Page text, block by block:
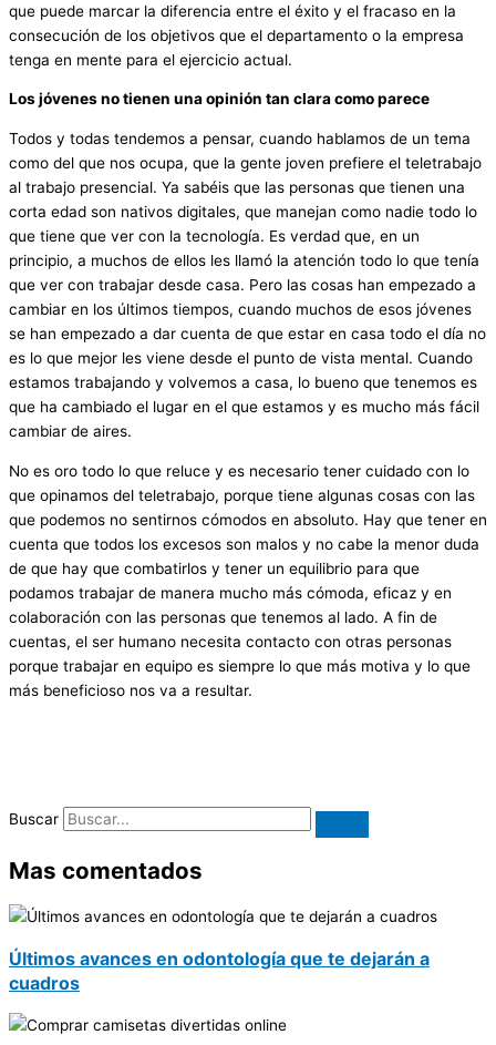
que puede marcar la diferencia entre el éxito y el fracaso en la
consecución de los objetivos que el departamento o la empresa
tenga en mente para el ejercicio actual.
Los jóvenes no tienen una opinión tan clara como parece
Todos y todas tendemos a pensar, cuando hablamos de un tema
como del que nos ocupa, que la gente joven prefiere el teletrabajo
al trabajo presencial. Ya sabéis que las personas que tienen una
corta edad son nativos digitales, que manejan como nadie todo lo
que tiene que ver con la tecnología. Es verdad que, en un
principio, a muchos de ellos les llamó la atención todo lo que tenía
que ver con trabajar desde casa. Pero las cosas han empezado a
cambiar en los últimos tiempos, cuando muchos de esos jóvenes
se han empezado a dar cuenta de que estar en casa todo el día no
es lo que mejor les viene desde el punto de vista mental. Cuando
estamos trabajando y volvemos a casa, lo bueno que tenemos es
que ha cambiado el lugar en el que estamos y es mucho más fácil
cambiar de aires.
No es oro todo lo que reluce y es necesario tener cuidado con lo
que opinamos del teletrabajo, porque tiene algunas cosas con las
que podemos no sentirnos cómodos en absoluto. Hay que tener en
cuenta que todos los excesos son malos y no cabe la menor duda
de que hay que combatirlos y tener un equilibrio para que
podamos trabajar de manera mucho más cómoda, eficaz y en
colaboración con las personas que tenemos al lado. A fin de
cuentas, el ser humano necesita contacto con otras personas
porque trabajar en equipo es siempre lo que más motiva y lo que
más beneficioso nos va a resultar.
Buscar
Mas comentados
Últimos avances en odontología que te dejarán a
cuadros